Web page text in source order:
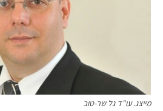
מייצג. עו"ד גל שר-טוב